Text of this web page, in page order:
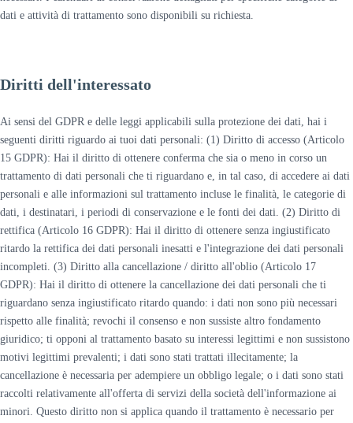
dati e attività di trattamento sono disponibili su richiesta.
Diritti dell'interessato
Ai sensi del GDPR e delle leggi applicabili sulla protezione dei dati, hai i
seguenti diritti riguardo ai tuoi dati personali: (1) Diritto di accesso (Articolo
15 GDPR): Hai il diritto di ottenere conferma che sia o meno in corso un
trattamento di dati personali che ti riguardano e, in tal caso, di accedere ai dati
personali e alle informazioni sul trattamento incluse le finalità, le categorie di
dati, i destinatari, i periodi di conservazione e le fonti dei dati. (2) Diritto di
rettifica (Articolo 16 GDPR): Hai il diritto di ottenere senza ingiustificato
ritardo la rettifica dei dati personali inesatti e l'integrazione dei dati personali
incompleti. (3) Diritto alla cancellazione / diritto all'oblio (Articolo 17
GDPR): Hai il diritto di ottenere la cancellazione dei dati personali che ti
riguardano senza ingiustificato ritardo quando: i dati non sono più necessari
rispetto alle finalità; revochi il consenso e non sussiste altro fondamento
giuridico; ti opponi al trattamento basato su interessi legittimi e non sussistono
motivi legittimi prevalenti; i dati sono stati trattati illecitamente; la
cancellazione è necessaria per adempiere un obbligo legale; o i dati sono stati
raccolti relativamente all'offerta di servizi della società dell'informazione ai
minori. Questo diritto non si applica quando il trattamento è necessario per